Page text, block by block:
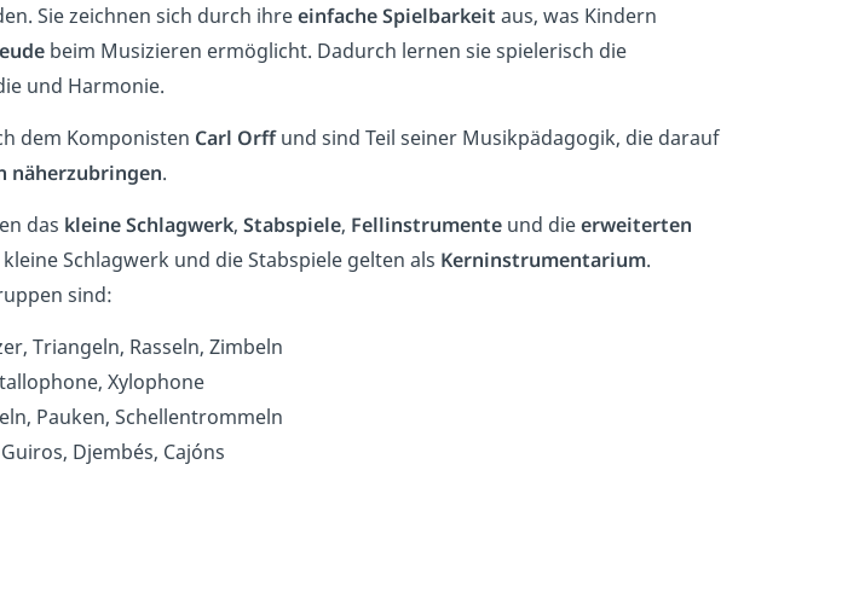
Sie zeichnen sich durch ihreeinfache Spielbarkeit aus, was Kindern
beim Musizieren ermöglicht. Dadurch lernen sie spielerisch die
und Harmonie.
dem Komponisten Carl Orffund sind Teil seiner Musikpädagogik, die darauf
näherzubringen.
das kleine Schlagwerk, Stabspiele, Fellinstrumenteund dieerweiterten
Schlagwerk und die Stabspiele gelten als Kerninstrumentarium.
sind:
Triangeln, Rasseln, Zimbeln
Xylophone
Pauken, Schellentrommeln
Guiros, Djembés, Cajóns